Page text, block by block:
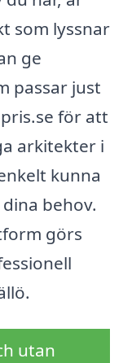
som lyssnar
ge
passar just
för att
arkitekter i
kunna
behov.
görs
utan